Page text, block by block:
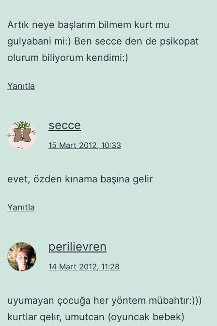
Artık neye başlarım bilmem kurt mu
gulyabani mi:) Ben secce den de psikopat
olurum biliyorum kendimi:)
Yanıtla
secce
15 Mart 2012, 10:33
evet, özden kınama başına gelir
Yanıtla
perilievren
14 Mart 2012, 11:28
uyumayan çocuğa her yöntem mübahtır:)))
kurtlar qelır, umutcan (oyuncak bebek)